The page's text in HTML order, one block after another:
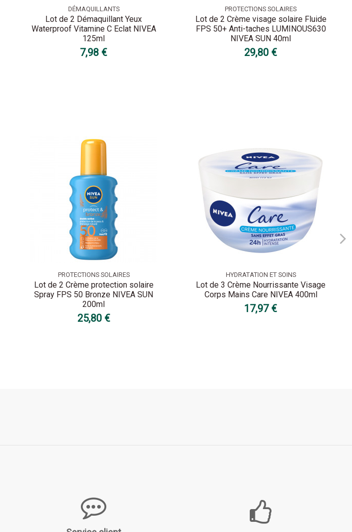
DÉMAQUILLANTS
Lot de 2 Démaquillant Yeux
Waterproof Vitamine C Eclat NIVEA
125ml
7,98 €
PROTECTIONS SOLAIRES
Lot de 2 Crème visage solaire Fluide
FPS 50+ Anti-taches LUMINOUS630
NIVEA SUN 40ml
29,80 €
PROTECTIONS SOLAIRES
Lot de 2 Crème protection solaire
Spray FPS 50 Bronze NIVEA SUN
200ml
25,80 €
HYDRATATION ET SOINS
Lot de 3 Crème Nourrissante Visage
Corps Mains Care NIVEA 400ml
17,97 €